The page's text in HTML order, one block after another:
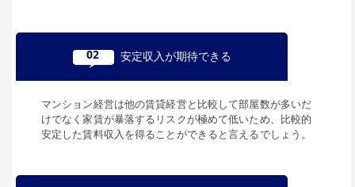
02 安定収入が期待できる
マンション経営は他の賃貸経営と比較して部屋数が多いだ
けでなく家賃が暴落するリスクが極めて低いため、比較的
安定した賃料収入を得ることができると言えるでしょう。